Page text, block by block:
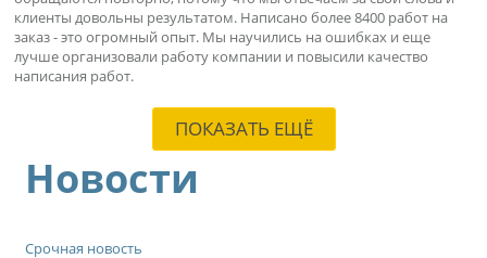
клиенты довольны результатом. Написано более 8400 работ на
заказ - это огромный опыт. Мы научились на ошибках и еще
лучше организовали работу компании и повысили качество
написания работ.
ПОКАЗАТЬ ЕЩЁ
Новости
Срочная новость